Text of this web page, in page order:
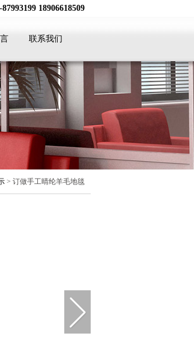
87993199 18906618509
联系我们
> 订做手工晴纶羊毛地毯